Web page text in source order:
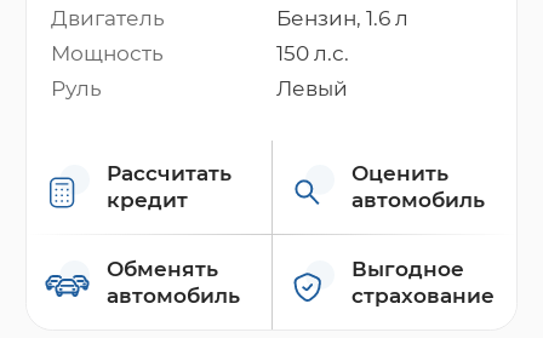
Двигатель
Бензин, 1.6 л
Мощность
150 л.с.
Руль
Левый
Рассчитать
кредит
Оценить
автомобиль
Обменять
автомобиль
Выгодное
страхование